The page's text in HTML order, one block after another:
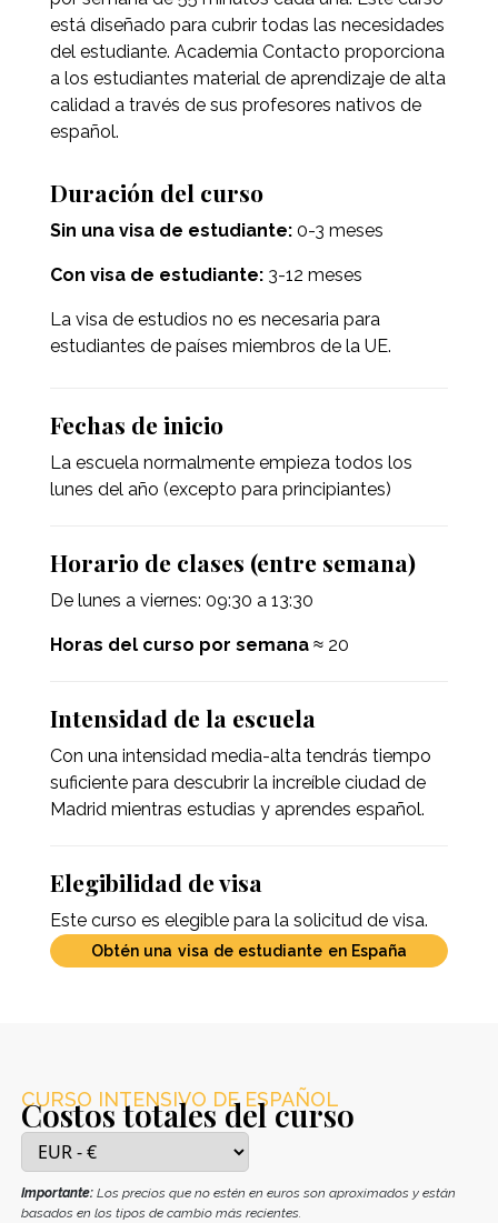
está diseñado para cubrir todas las necesidades
del estudiante. Academia Contacto proporciona
a los estudiantes material de aprendizaje de alta
calidad a través de sus profesores nativos de
español.
Duración del curso
Sin una visa de estudiante:0-3 meses
Con visa de estudiante:3-12 meses
La visa de estudios no es necesaria para
estudiantes de países miembros de la UE.
Fechas de inicio
La escuela normalmente empieza todos los
lunes del año (excepto para principiantes)
Horario de clases (entre semana)
De lunes a viernes: 09:30 a 13:30
Horas del curso por semana≈ 20
Intensidad de la escuela
Con una intensidad media-alta tendrás tiempo
suficiente para descubrir la increíble ciudad de
Madrid mientras estudias y aprendes español.
Elegibilidad de visa
Este curso es elegible para la solicitud de visa.
Obtén una visa de estudiante en España
CURSO INTENSIVO DE ESPAÑOL
Costos totales del curso
Importante:Los precios que no estén en euros son aproximados y están
basados en los tipos de cambio más recientes.